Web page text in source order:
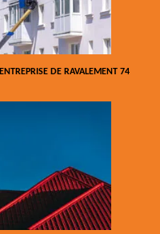
ENTREPRISE DE RAVALEMENT 74